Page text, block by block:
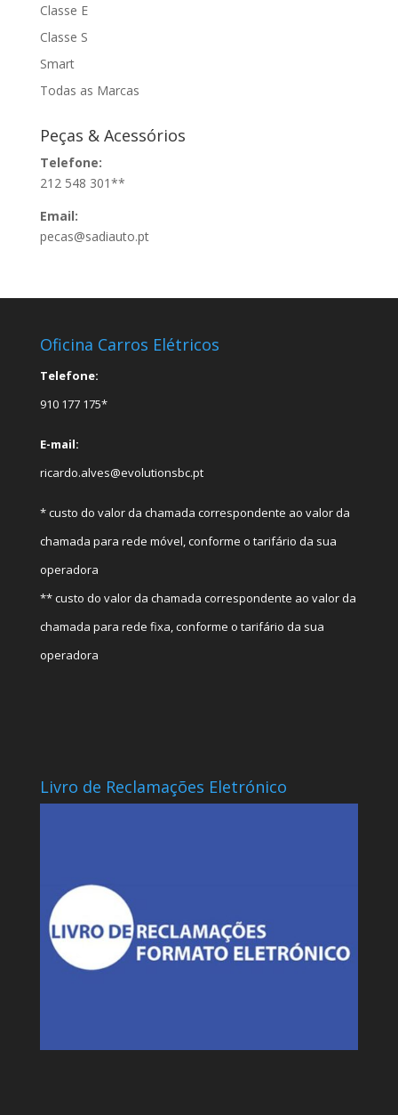
Classe E
Classe S
Smart
Todas as Marcas
Peças & Acessórios
Telefone:
212 548 301**
Email:
pecas@sadiauto.pt
Oficina Carros Elétricos
Telefone:
910 177 175*
E-mail:
ricardo.alves@evolutionsbc.pt
* custo do valor da chamada correspondente ao valor da
chamada para rede móvel, conforme o tarifário da sua
operadora
** custo do valor da chamada correspondente ao valor da
chamada para rede fixa, conforme o tarifário da sua
operadora
Livro de Reclamações Eletrónico